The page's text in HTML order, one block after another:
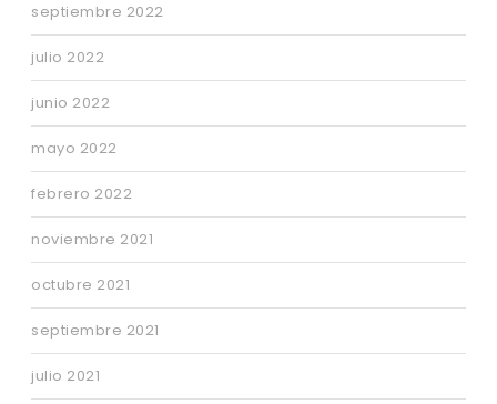
septiembre 2022
julio 2022
junio 2022
mayo 2022
febrero 2022
noviembre 2021
octubre 2021
septiembre 2021
julio 2021